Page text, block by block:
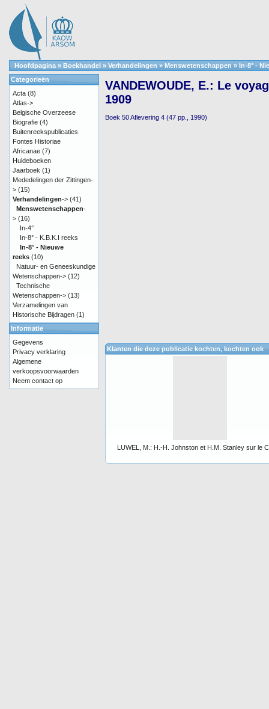
Hoofdpagina » Boekhandel » Verhandelingen » Menswetenschappen » In-8° -
VANDEWOUDE, E.: Le
1909
Boek 50 Aflevering 4 (47 pp., 1990)
Klanten die deze publicatie kochten, kochten ook
LUWEL, M.: H.-H. Johnston et H.M. Stanley sur le
Categorieën
Acta (8)
Atlas->
Belgische Overzeese
Biografie (4)
Buitenreekspublicaties
Fontes Historiae
Africanae (7)
Huldeboeken
Jaarboek (1)
Mededelingen der Zittingen-
> (15)
Verhandelingen-> (41)
Menswetenschappen-
> (16)
In-4°
In-8° - K.B.K.I reeks
In-8° - Nieuwe
reeks (10)
Natuur- en Geneeskundige
Wetenschappen-> (12)
Technische
Wetenschappen-> (13)
Verzamelingen van
Historische Bijdragen (1)
Informatie
Gegevens
Privacy verklaring
Algemene
verkoopsvoorwaarden
Neem contact op